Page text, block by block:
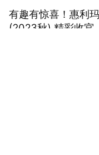
有趣有惊喜！惠利
(2023秋) 精彩收官